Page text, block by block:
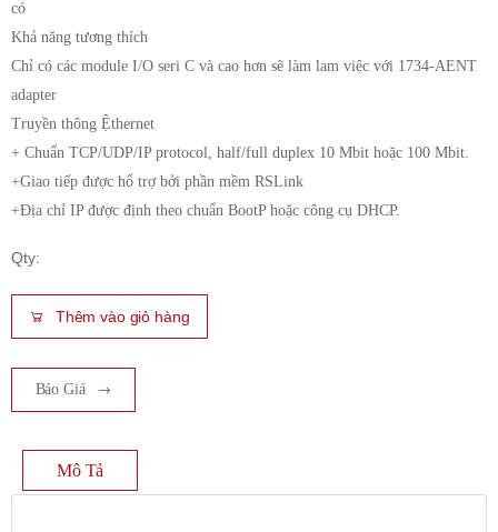
có
Khả năng tương thích
Chỉ có các module I/O seri C và cao hơn sẽ làm lam việc với 1734-AENT
adapter
Truyền thông Ệthernet
+ Chuẩn TCP/UDP/IP protocol, half/full duplex 10 Mbit hoặc 100 Mbit.
+Giao tiếp được hổ trợ bởi phần mềm RSLink
+Địa chỉ IP được định theo chuẩn BootP hoặc công cụ DHCP.
Qty:
Thêm vào giỏ hàng
Báo Giá
Mô Tả